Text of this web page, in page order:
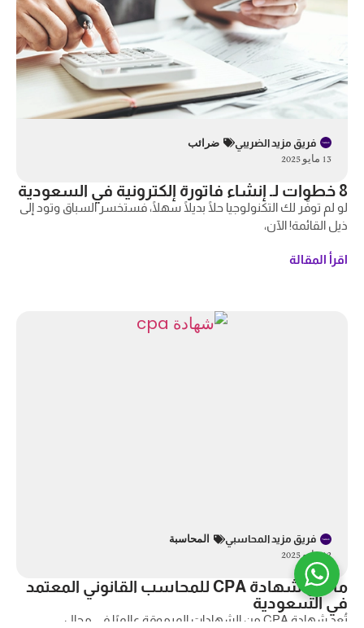
فريق مزيد الضريبي
ضرائب
13 مايو 2025
8 خطوات لـ إنشاء فاتورة إلكترونية في السعودية
لو لم توفّر لك التكنولوجيا حلًا بديلًا سهلًا، فستخسر السباق وتود إلى
ذيل القائمة! الآن،
اقرأ المقالة
فريق مزيد المحاسبي
المحاسبة
12 مايو 2025
ما هي شهادة CPA للمحاسب القانوني المعتمد
في السعودية
تُعد شهادة CPA من الشهادات المرموقة عالميًا في مجال